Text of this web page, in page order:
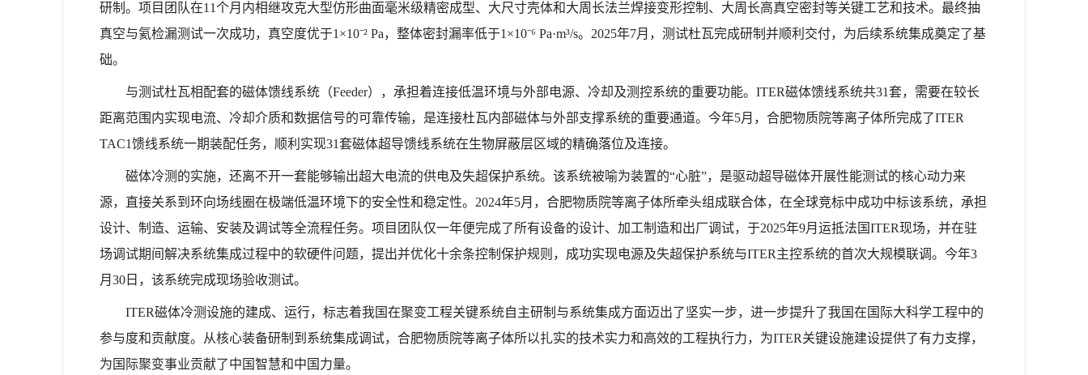
研制。项目团队在11个月内相继攻克大型仿形曲面毫米级精密成型、大尺寸壳体和大周长法兰焊接变形控制、大周长高真空密封等关键工艺和技术。最终抽
真空与氦检漏测试一次成功，真空度优于1×10⁻² Pa，整体密封漏率低于1×10⁻⁶ Pa·m³/s。2025年7月，测试杜瓦完成研制并顺利交付，为后续系统集成奠定了基
础。
与测试杜瓦相配套的磁体馈线系统（Feeder），承担着连接低温环境与外部电源、冷却及测控系统的重要功能。ITER磁体馈线系统共31套，需要在较长
距离范围内实现电流、冷却介质和数据信号的可靠传输，是连接杜瓦内部磁体与外部支撑系统的重要通道。今年5月，合肥物质院等离子体所完成了ITER
TAC1馈线系统一期装配任务，顺利实现31套磁体超导馈线系统在生物屏蔽层区域的精确落位及连接。
磁体冷测的实施，还离不开一套能够输出超大电流的供电及失超保护系统。该系统被喻为装置的“心脏”，是驱动超导磁体开展性能测试的核心动力来
源，直接关系到环向场线圈在极端低温环境下的安全性和稳定性。 2024年5月，合肥物质院等离子体所牵头组成联合体，在全球竞标中成功中标该系统，承担
设计、制造、运输、安装及调试等全流程任务。项目团队仅一年便完成了所有设备的设计、加工制造和出厂调试，于2025年9月运抵法国ITER现场，并在驻
场调试期间解决系统集成过程中的软硬件问题，提出并优化十余条控制保护规则，成功实现电源及失超保护系统与ITER主控系统的首次大规模联调。今年3
月30日，该系统完成现场验收测试。
ITER磁体冷测设施的建成、运行，标志着我国在聚变工程关键系统自主研制与系统集成方面迈出了坚实一步，进一步提升了我国在国际大科学工程中的
参与度和贡献度。从核心装备研制到系统集成调试，合肥物质院等离子体所以扎实的技术实力和高效的工程执行力，为ITER关键设施建设提供了有力支撑，
为国际聚变事业贡献了中国智慧和中国力量。